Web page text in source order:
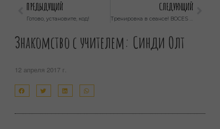
ПРЕДЫДУЩИЙ
Готово, установите, код!
СЛЕДУЮЩИЙ
Тренировка в сеансе! BOCES Hosts CodeMonkey
Знакомство с учителем: Синди Олт
12 апреля 2017 г.